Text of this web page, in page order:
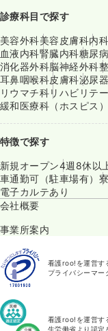
診療科目で探す
美容外科美容皮膚科内
血液内科腎臓内科糖尿
消化器外科脳神経外科
耳鼻咽喉科皮膚科泌尿
リウマチ科リハビリテ
緩和医療科（ホスピス）
特徴で探す
新規オープン4週8休以
車通勤可（駐車場有）
電子カルテあり
会社概要
事業所案内
看護roo!を運営す
プライバシーマー
看護roo!を運営す
生労働省より認定